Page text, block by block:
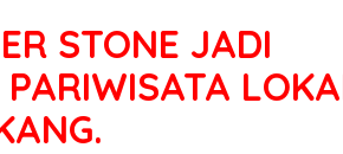
STONE JADI